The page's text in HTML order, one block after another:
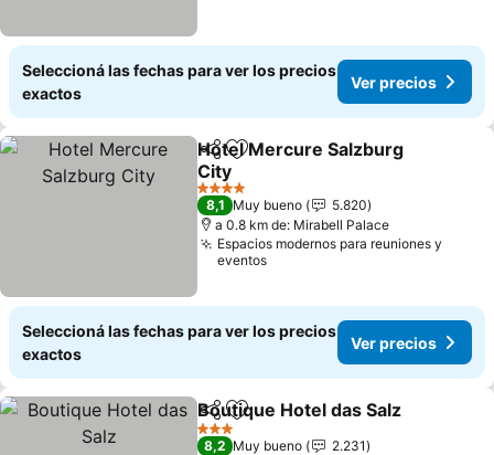
Seleccioná las fechas para ver los precios
exactos
Ver precios
CompartirAñadir a favoritos
Hotel Mercure Salzburg
City
4 Estrellas
8,1 Muy bueno
5.820
a 0.8 km de: Mirabell Palace
Espacios modernos para reuniones y
eventos
Seleccioná las fechas para ver los precios
exactos
Ver precios
CompartirAñadir a favoritos
Boutique Hotel das Salz
3 Estrellas
8,2 Muy bueno
2.231